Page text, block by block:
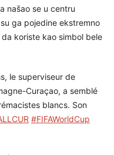
našao se u centru
ga pojedine ekstremno
koriste kao simbol bele
le superviseur de
Curaçao, a semblé
blancs. Son
#FIFAWorldCup